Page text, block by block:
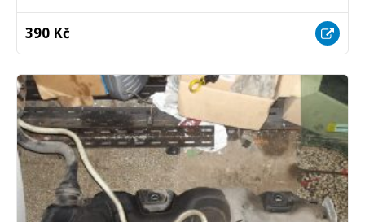
390 Kč